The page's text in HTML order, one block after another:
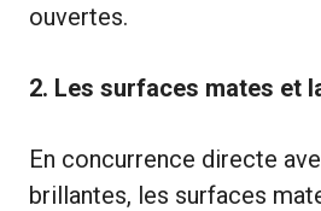
ouvertes.
2. Les surfaces mates et
En concurrence directe
brillantes, les surfaces